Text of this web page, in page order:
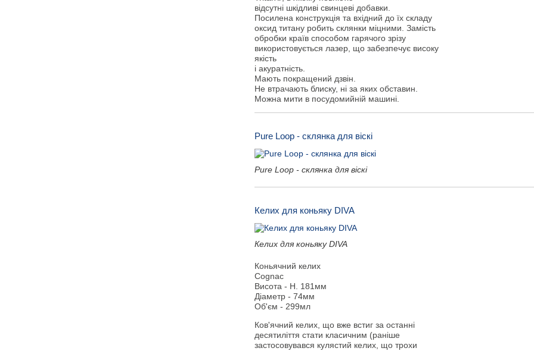
відсутні шкідливі свинцеві добавки.
Посилена конструкція та вхідний до їх складу
оксид титану робить склянки міцними. Замість
обробки країв способом гарячого зрізу
використовується лазер, що забезпечує високу
якість
і акуратність.
Мають покращений дзвін.
Не втрачають блиску, ні за яких обставин.
Можна мити в посудомийній машині.
Pure Loop - склянка для віскі
Pure Loop - склянка для віскі
Келих для коньяку DIVA
Келих для коньяку DIVA
Коньячний келих
Cognac
Висота - H. 181мм
Діаметр - 74мм
Об'єм - 299мл
Ков'ячний келих, що вже встиг за останні
десятиліття стати класичним (раніше
застосовувався кулястий келих, що трохи